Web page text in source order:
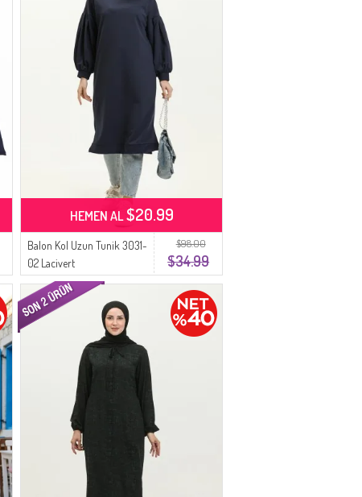
$98.00
$34.99
Balon Kol Uzun Tunik 3031-
02 Lacivert
HEMEN AL$20.99